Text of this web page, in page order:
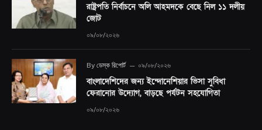
রাষ্ট্রপতি নির্বাচনে অলি আহমদকে বেছে নিল ১১ দলীয়
জোট
০৯/০৮/২০২৬
By ডেস্ক রিপোর্ট ০৯/০৮/২০২৬
বাংলাদেশিদের জন্য ইন্দোনেশিয়ার ভিসা সুবিধা
ফেরানোর উদ্যোগ, বাড়ছে পর্যটন সহযোগিতা
০৯/০৮/২০২৬